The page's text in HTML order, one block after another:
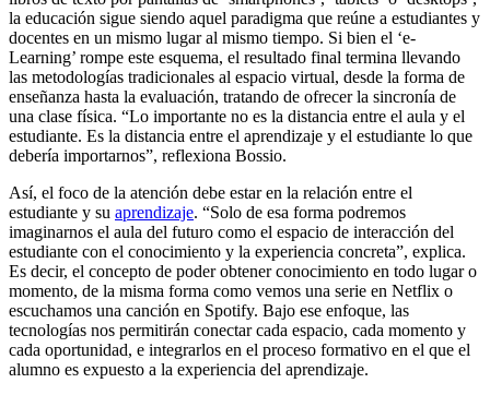
la educación sigue siendo aquel paradigma que reúne a estudiantes y
docentes en un mismo lugar al mismo tiempo. Si bien el ‘e-
Learning’ rompe este esquema, el resultado final termina llevando
las metodologías tradicionales al espacio virtual, desde la forma de
enseñanza hasta la evaluación, tratando de ofrecer la sincronía de
una clase física. “Lo importante no es la distancia entre el aula y el
estudiante. Es la distancia entre el aprendizaje y el estudiante lo que
debería importarnos”, reflexiona Bossio.
Así, el foco de la atención debe estar en la relación entre el
estudiante y su aprendizaje. “Solo de esa forma podremos
imaginarnos el aula del futuro como el espacio de interacción del
estudiante con el conocimiento y la experiencia concreta”, explica.
Es decir, el concepto de poder obtener conocimiento en todo lugar o
momento, de la misma forma como vemos una serie en Netflix o
escuchamos una canción en Spotify. Bajo ese enfoque, las
tecnologías nos permitirán conectar cada espacio, cada momento y
cada oportunidad, e integrarlos en el proceso formativo en el que el
alumno es expuesto a la experiencia del aprendizaje.